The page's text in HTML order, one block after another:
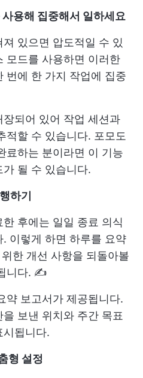
용해 집중해서 일하세요
있으면 압도적일 수 있
모드를 사용하면 이러한
번에 한 가지 작업에 집중
되어 있어 작업 세션과
적할 수 있습니다. 포모도
료하는 분이라면 이 기능
될 수 있습니다.
하기
후에는 일일 종료 의식
이렇게 하면 하루를 요약
한 개선 사항을 되돌아볼
니다. ✍️
약 보고서가 제공됩니다.
보낸 위치와 주간 목표
시됩니다.
형 설정